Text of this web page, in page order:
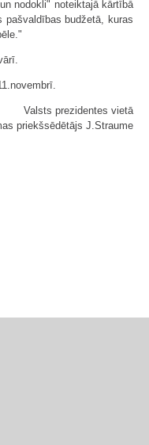
nodokli" noteiktajā kārtībā
budžetā, kuras
Valsts prezidentes vietā
priekšsēdētājs J.Straume